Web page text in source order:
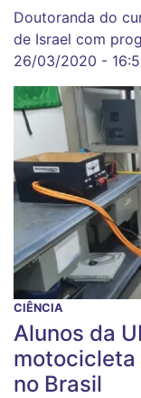
Doutoranda do
de Israel com
26/03/2020 -
CIÊNCIA
Alunos da
no Brasil